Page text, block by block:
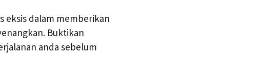
eksis dalam memberikan
Buktikan
anda sebelum